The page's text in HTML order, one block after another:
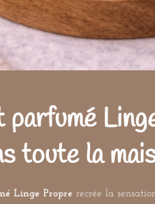
parfumé
toute la
Linge Propre recrée la